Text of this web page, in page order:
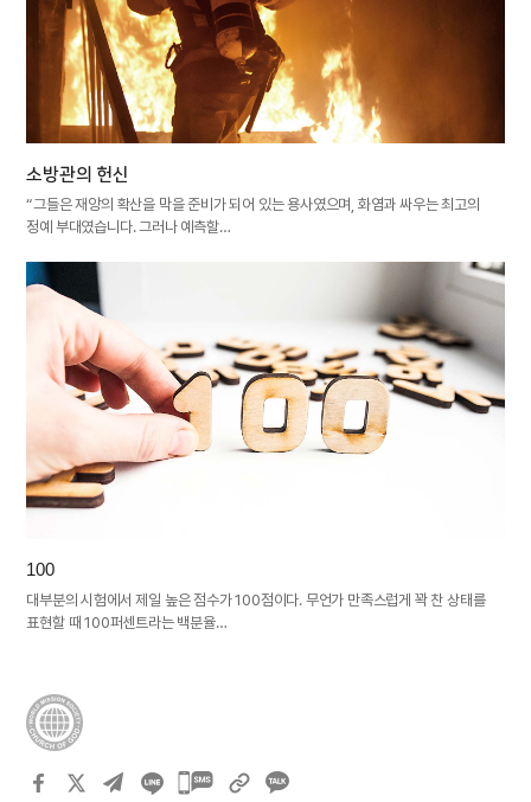
소방관의 헌신
“그들은 재앙의 확산을 막을 준비가 되어 있는 용사였으며, 화염과 싸우는 최고의
정예 부대였습니다. 그러나 예측할…
100
대부분의 시험에서 제일 높은 점수가 100점이다. 무언가 만족스럽게 꽉 찬 상태를
표현할 때 100퍼센트라는 백분율…
카카오톡